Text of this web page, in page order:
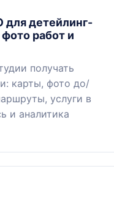
для детейлинг-
работ и
получать
карты, фото до/
услуги в
и аналитика